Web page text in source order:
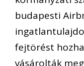
budapesti
fejtörést
vásárolták